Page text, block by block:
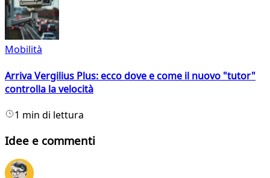
Mobilità
Arriva Vergilius Plus: ecco dove e come il nuovo "tutor"
controlla la velocità
1 min di lettura
Idee e commenti